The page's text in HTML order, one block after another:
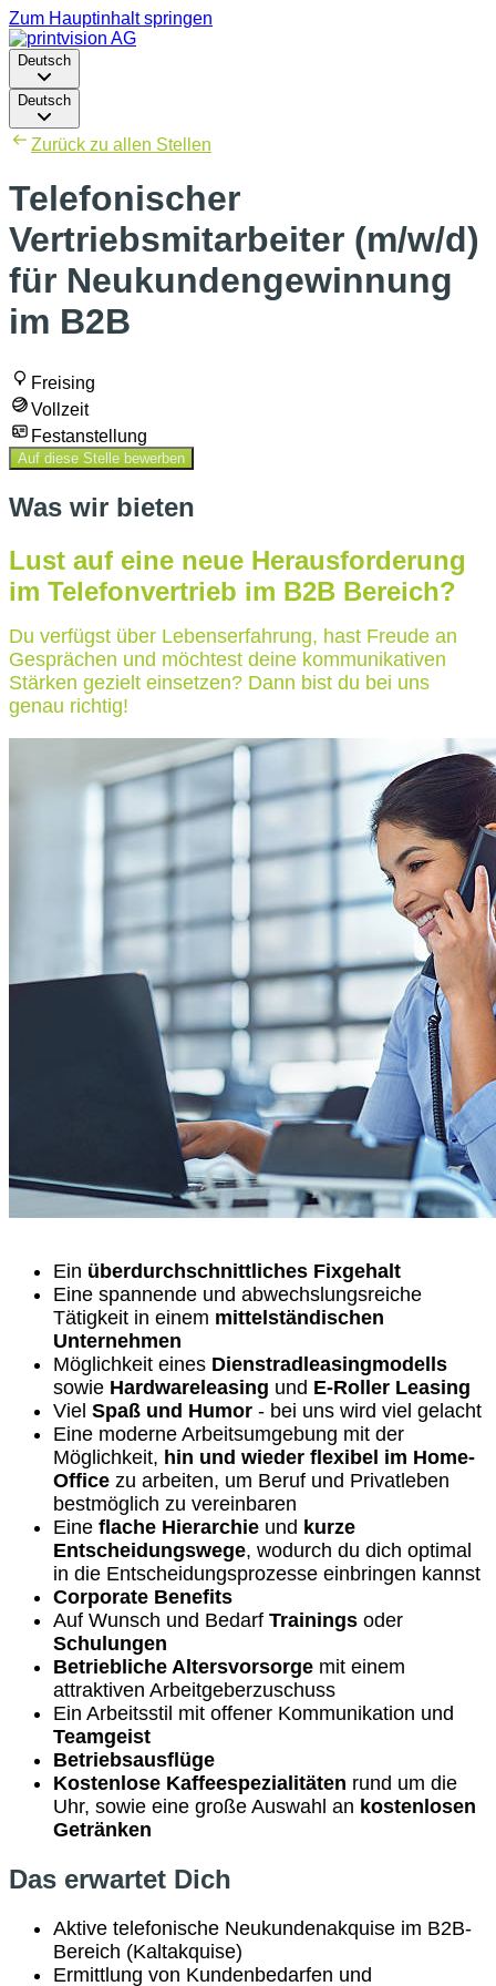
Zum Hauptinhalt springen
Deutsch
Deutsch
Zurück zu allen Stellen
Telefonischer
Vertriebsmitarbeiter (m/w/d)
für Neukundengewinnung
im B2B
Freising
Vollzeit
Festanstellung
Auf diese Stelle bewerben
Was wir bieten
Lust auf eine neue Herausforderung
im Telefonvertrieb im B2B Bereich?
Du verfügst über Lebenserfahrung, hast Freude an
Gesprächen und möchtest deine kommunikativen
Stärken gezielt einsetzen? Dann bist du bei uns
genau richtig!
Ein überdurchschnittliches Fixgehalt
Eine spannende und abwechslungsreiche
Tätigkeit in einem mittelständischen
Unternehmen
Möglichkeit eines Dienstradleasingmodells
sowie Hardwareleasing und E-Roller Leasing
Viel Spaß und Humor - bei uns wird viel gelacht
Eine moderne Arbeitsumgebung mit der
Möglichkeit, hin und wieder flexibel im Home-
Office zu arbeiten, um Beruf und Privatleben
bestmöglich zu vereinbaren
Eine flache Hierarchie und kurze
Entscheidungswege, wodurch du dich optimal
in die Entscheidungsprozesse einbringen kannst
Corporate Benefits
Auf Wunsch und Bedarf Trainings oder
Schulungen
Betriebliche Altersvorsorge mit einem
attraktiven Arbeitgeberzuschuss
Ein Arbeitsstil mit offener Kommunikation und
Teamgeist
Betriebsausflüge
Kostenlose Kaffeespezialitäten rund um die
Uhr, sowie eine große Auswahl an kostenlosen
Getränken
Das erwartet Dich
Aktive telefonische Neukundenakquise im B2B-
Bereich (Kaltakquise)
Ermittlung von Kundenbedarfen und